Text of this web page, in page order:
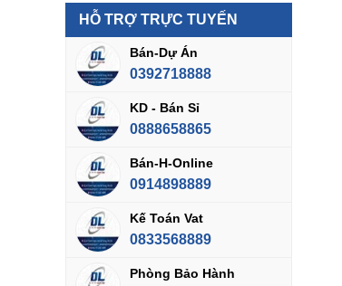
HỖ TRỢ TRỰC TUYẾN
Bán-Dự Án
0392718888
KD - Bán Sỉ
0888658865
Bán-H-Online
0914898889
Kế Toán Vat
0833568889
Phòng Bảo Hành